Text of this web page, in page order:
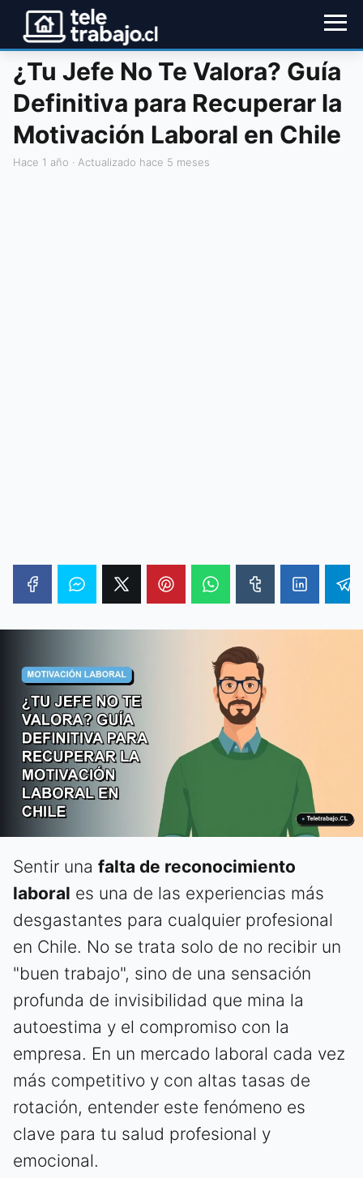
¿Tu Jefe No Te Valora? Guía
Definitiva para Recuperar la
Motivación Laboral en Chile
hace 1 año · Actualizado hace 5 meses
Sentir una falta de reconocimiento
laboral es una de las experiencias más
desgastantes para cualquier profesional
en Chile. No se trata solo de no recibir un
"buen trabajo", sino de una sensación
profunda de invisibilidad que mina la
autoestima y el compromiso con la
empresa. En un mercado laboral cada vez
más competitivo y con altas tasas de
rotación, entender este fenómeno es
clave para tu salud profesional y
emocional.